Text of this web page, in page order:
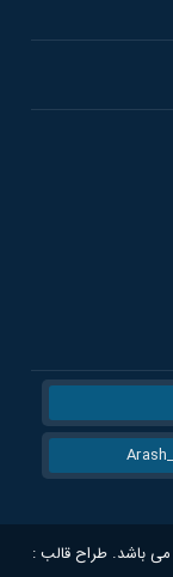
باشد. طراح قالب :